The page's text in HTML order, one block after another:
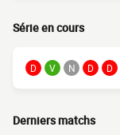
Série en cours
D V N D D
Derniers matchs